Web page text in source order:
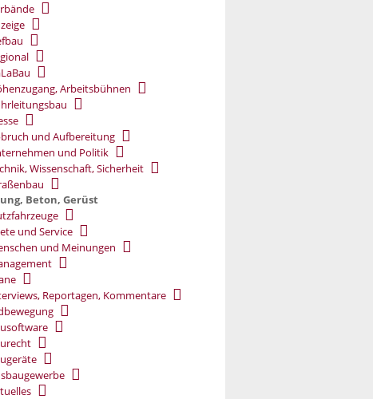
Arbeitsbühnen
und Aufbereitung
und Politik
Wissenschaft, Sicherheit
Beton, Gerüst
und Service
und Meinungen
Reportagen, Kommentare